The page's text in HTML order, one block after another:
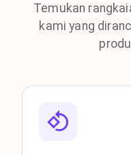
Temukan
kami yang